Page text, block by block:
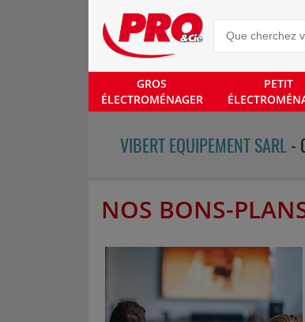
GROS
ÉLECTROMÉNAGER
PETIT
VIBERT EQUIPEMENT SARL-
NOS BONS-